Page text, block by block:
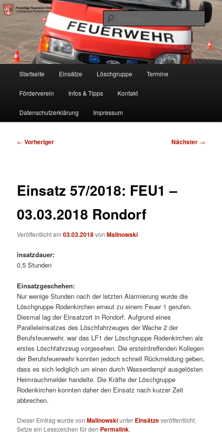
Zum
primären
Inhalt
springenFF Köln, LG RD
Freiwillige Feuerwehr Köln, Löschgruppe Rodenkirchen
Startseite Einsätze Löschgruppe Termine
Förderverein Infos & Tipps Kontakt
Datenschutzerklärung Impressum
Beitragsnavigation
← Vorheriger Nächster →
Einsatz 57/2018: FEU1 –
03.03.2018 Rondorf
Veröffentlicht am03.03.2018vonMalinowski
insatzdauer:
0,5 Stunden
Einsatzgeschehen:
Nur wenige Stunden nach der letzten Alarmierung wurde die
Löschgruppe Rodenkirchen erneut zu einem Feuer 1 gerufen.
Diesmal lag der Einsatzort in Rondorf.Aufgrund eines
Paralleleinsatzes des Löschfahrzeuges der Wache 2 der
Berufsfeuerwehr, war das LF1 der Löschgruppe Rodenkirchen als
erstes Löschfahrzeug vorgesehen. Die ersteintreffenden Kollegen
der Berufsfeuerwehr konnten jedoch schnell Rückmeldung geben,
dass es sich lediglich um einen durch Wasserdampf ausgelösten
Heimrauchmelder handelte. Die Kräfte der Löschgruppe
Rodenkirchen konnten daher den Einsatz nach kurzer Zeit
abbrechen.
Dieser Eintrag wurde vonMalinowskiunter Einsätzeveröffentlicht.
Setze ein Lesezeichen für den Permalink.